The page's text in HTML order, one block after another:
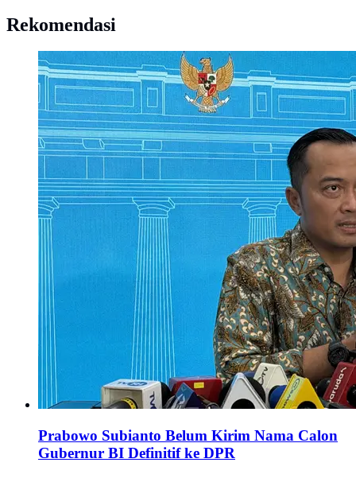
Rekomendasi
Prabowo Subianto Belum Kirim Nama Calon
Gubernur BI Definitif ke DPR